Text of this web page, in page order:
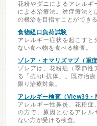
花粉やダニによるアレルギ
による治療法。対症療法と
の根治を目指すことができる
食物経口負荷試験
アレルギー症状を起こすと
ない食べ物を食べる検査。
ゾレア・オマリズマブ（重
ゾレアは、花粉症（季節性
る「抗IgE抗体」。既存治
限り治療対象。
アレルギー検査（View39・
アレルギー性鼻炎、花粉症
の方で、原因となるアレル
ない方が受ける検査。